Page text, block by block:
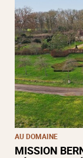
AU DOMAINE
MISSION